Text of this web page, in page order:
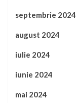
septembrie 2024
august 2024
iulie 2024
iunie 2024
mai 2024